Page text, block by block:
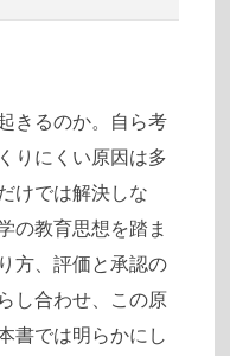
きるのか。自ら考
りにくい原因は多
けでは解決しな
の教育思想を踏ま
方、評価と承認の
し合わせ、この原
書では明らかにし